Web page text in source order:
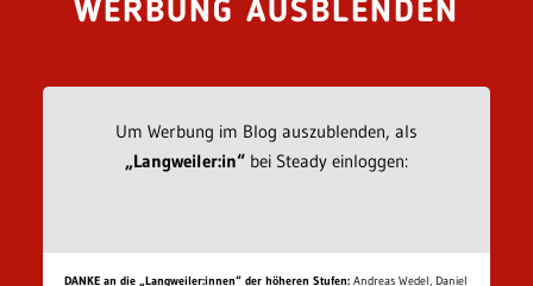
WERBUNG AUSBLENDEN
Um Werbung im Blog auszublenden, als
„Langweiler:in“bei Steady einloggen:
DANKE an die „Langweiler:innen“ der höheren Stufen: Andreas Wedel, Daniel